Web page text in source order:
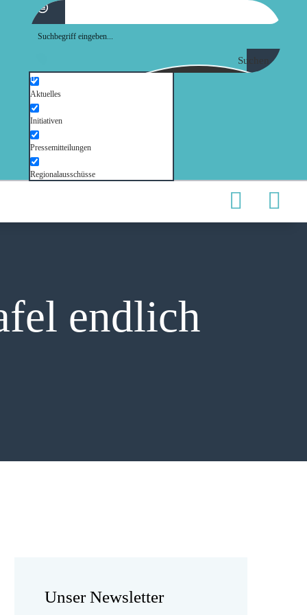
Suchen
Aktuelles
Initiativen
Pressemitteilungen
Regionalausschüsse
endlich
Unser Newsletter